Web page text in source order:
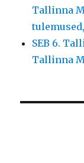
Tallinna
SEB 6.
Tallinna